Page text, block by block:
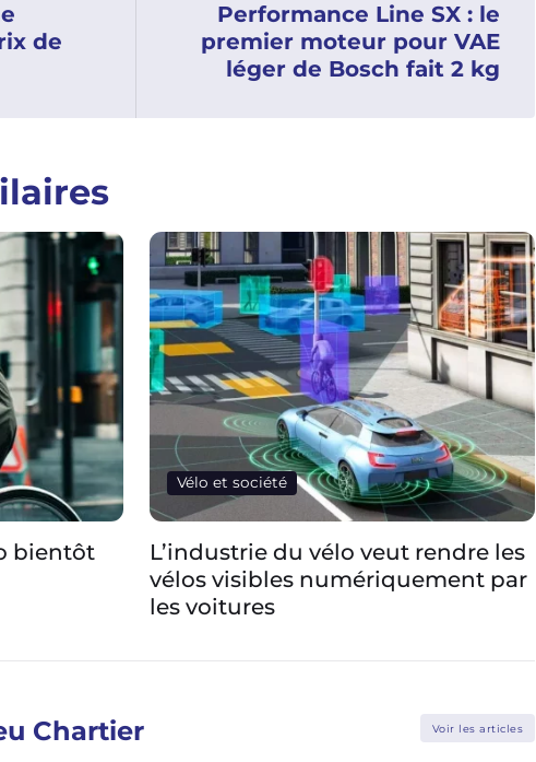
de
Performance Line SX : le
premier moteur pour VAE
léger de Bosch fait 2 kg
les
par
Vélo et société
Pourquoi le speedbike perce en
Belgique alors qu’il reste marginal
en France
Chartier Voir les articles